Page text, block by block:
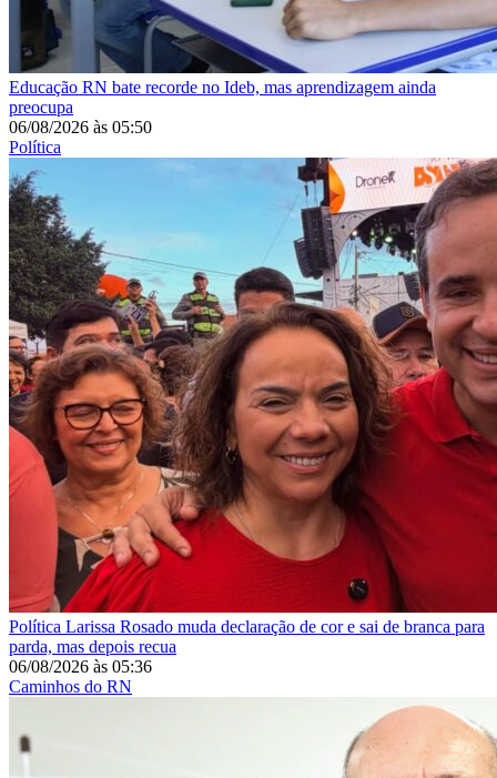
Educação RN bate recorde no Ideb, mas aprendizagem ainda
preocupa
06/08/2026 às 05:50
Política
Política Larissa Rosado muda declaração de cor e sai de branca para
parda, mas depois recua
06/08/2026 às 05:36
Caminhos do RN